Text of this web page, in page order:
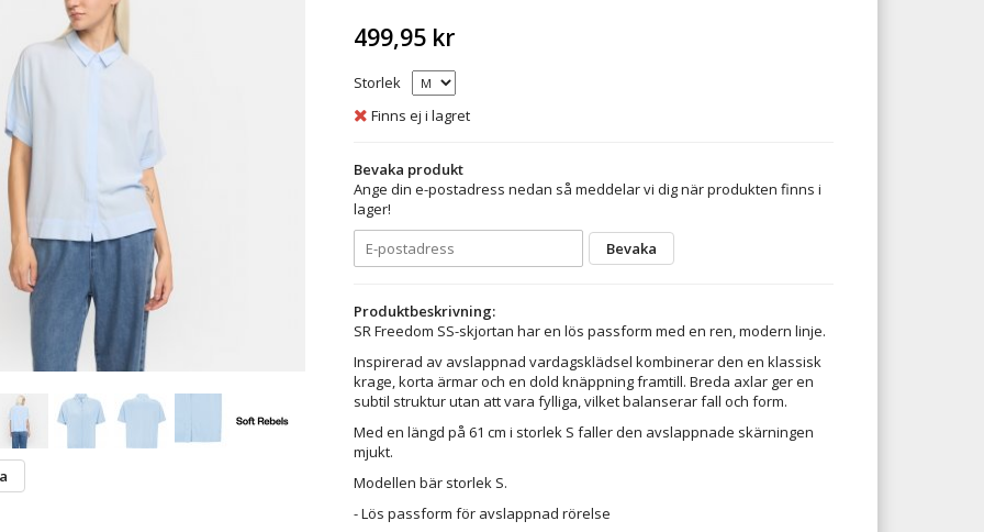
499,95 kr
Storlek
Finns ej i lagret
Bevaka produkt
Ange din e-postadress nedan så meddelar vi dig när produkten finns i
lager!
Bevaka
Produktbeskrivning:
SR Freedom SS-skjortan har en lös passform med en ren, modern linje.
Inspirerad av avslappnad vardagsklädsel kombinerar den en klassisk
krage, korta ärmar och en dold knäppning framtill. Breda axlar ger en
subtil struktur utan att vara fylliga, vilket balanserar fall och form.
Med en längd på 61 cm i storlek S faller den avslappnade skärningen
mjukt.
Modellen bär storlek S.
- Lös passform för avslappnad rörelse